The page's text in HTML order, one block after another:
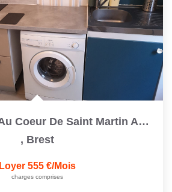
Brest Vaste T2 Au Coeur De Saint Martin Au 2ème Et Dernier...
, Brest
Loyer 555 €/mois
charges comprises